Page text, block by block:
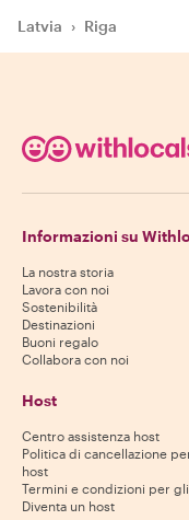
Latvia › Riga
Informazioni su
La nostra storia
Lavora con noi
Sostenibilità
Destinazioni
Buoni regalo
Collabora con noi
Host
Centro assistenza host
Politica di cancellazione
host
Termini e condizioni per
Diventa un host